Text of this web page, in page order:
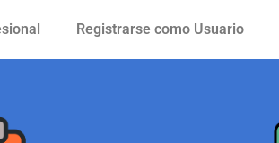
Registrarse como Usuario